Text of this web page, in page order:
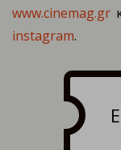
www.cinemag.gr
instagram.